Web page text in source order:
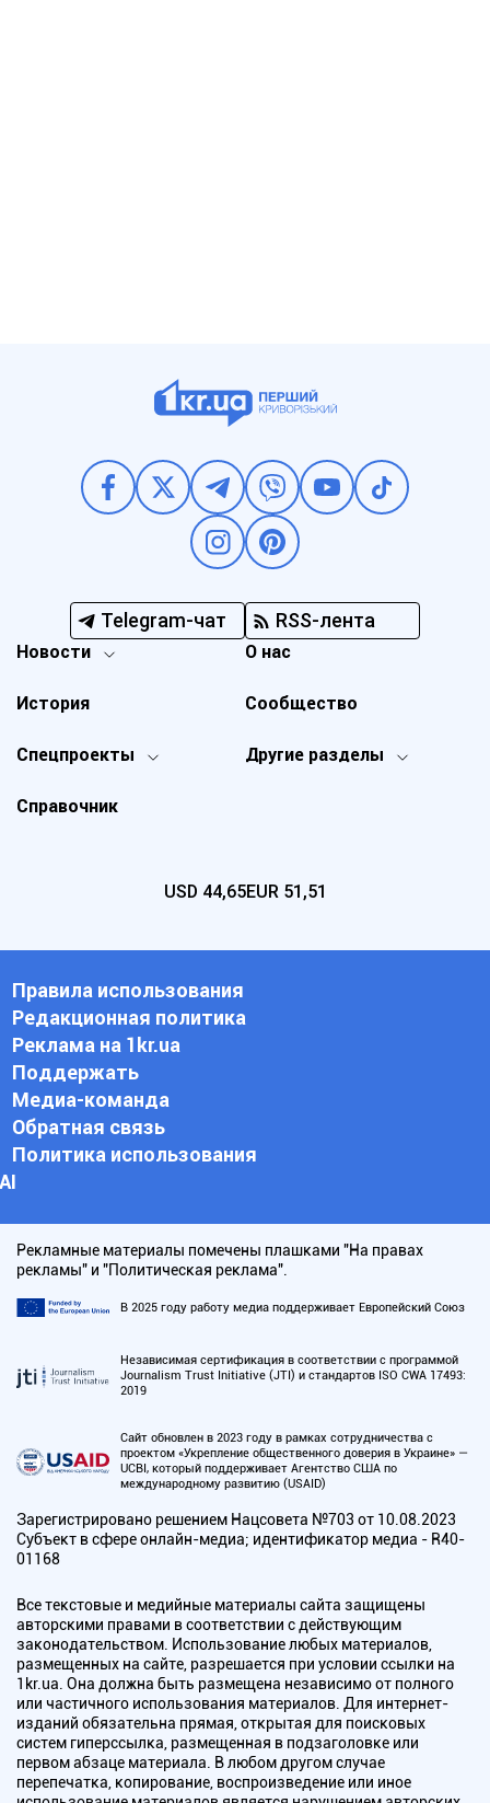
Telegram-чат RSS-лента
Новости
Спецпроекты Другие разделы
История
О нас
Справочник
Сообщество
USD 44,65EUR 51,51
Правила использования
Редакционная политика
Реклама на 1kr.ua
Поддержать
Медиа-команда
Обратная связь
Политика использования
АI
Рекламные материалы помечены плашками "На правах
рекламы" и "Политическая реклама".
В 2025 году работу медиа поддерживает Европейский Союз
Независимая сертификация в соответствии с программой
Journalism Trust Initiative (JTI) и стандартов ISO CWA 17493:
2019
Сайт обновлен в 2023 году в рамках сотрудничества с
проектом «Укрепление общественного доверия в Украине» —
UCBI, который поддерживает Агентство США по
международному развитию (USAID)
Зарегистрировано решением Нацсовета №703 от 10.08.2023
Субъект в сфере онлайн-медиа; идентификатор медиа - R40-
01168
Все текстовые и медийные материалы сайта защищены
авторскими правами в соответствии с действующим
законодательством. Использование любых материалов,
размещенных на сайте, разрешается при условии ссылки на
1kr.ua. Она должна быть размещена независимо от полного
или частичного использования материалов. Для интернет-
изданий обязательна прямая, открытая для поисковых
систем гиперссылка, размещенная в подзаголовке или
первом абзаце материала. В любом другом случае
перепечатка, копирование, воспроизведение или иное